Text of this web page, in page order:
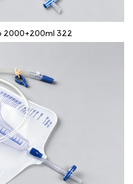
322